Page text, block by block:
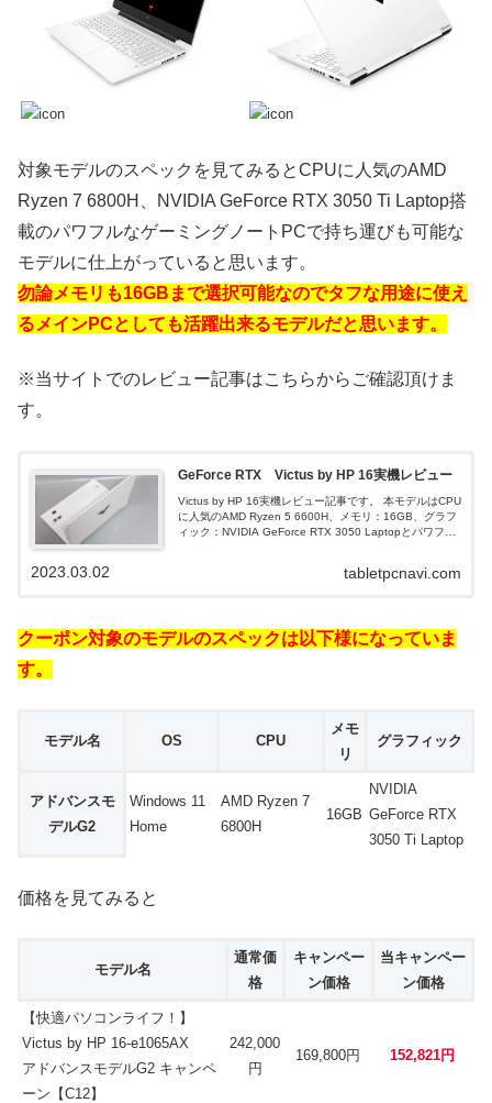
対象モデルのスペックを見てみるとCPUに人気のAMD
Ryzen 7 6800H、NVIDIA GeForce RTX 3050 Ti Laptop搭
載のパワフルなゲーミングノートPCで持ち運びも可能な
モデルに仕上がっていると思います。
勿論メモリも16GBまで選択可能なのでタフな用途に使え
るメインPCとしても活躍出来るモデルだと思います。
※当サイトでのレビュー記事はこちらからご確認頂けま
す。
GeForce RTX Victus by HP 16実機レビュー
Victus by HP 16実機レビュー記事です。 本モデルはCPU
に人気のAMD Ryzen 5 6600H、メモリ：16GB、グラフ
ィック：NVIDIA GeForce RTX 3050 Laptopとパワフル
tabletpcnavi.com
2023.03.02
クーポン対象のモデルのスペックは以下様になっていま
す。
モデル名 OS CPU
メモ
リ
グラフィック
アドバンスモ
デルG2
Windows 11
Home
AMD Ryzen 7
6800H
16GB
NVIDIA
GeForce RTX
3050 Ti Laptop
価格を見てみると
モデル名
通常価
格
キャンペー
ン価格
当キャンペー
ン価格
【快適パソコンライフ！】
Victus by HP 16-e1065AX
アドバンスモデルG2 キャンペ
ーン【C12】
242,000
円
169,800円 152,821円